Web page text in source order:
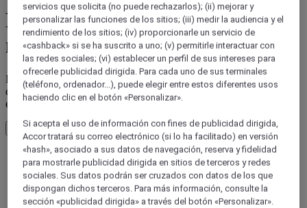
Para todo lo que suceda, tienes
nuestra invitación
No te pierdas nada con artículos que inspiran, diseñados para poner
el foco en los destinos imperdibles, las aventuras locales y en los
eventos interesantes del hotel.
Explorar
Mundo ibis
Evento social en ibis
Creatividad en ibis Styles
Vive la aventura en ibis budget
Estadia tranquila
servicios que solicita (no puede rechazarlos); (ii) mejorar y
personalizar las funciones de los sitios; (iii) medir la audiencia y el
rendimiento de los sitios; (iv) proporcionarle un servicio de
«cashback» si se ha suscrito a uno; (v) permitirle interactuar con
las redes sociales; (vi) establecer un perfil de sus intereses para
ofrecerle publicidad dirigida. Para cada uno de sus terminales
(teléfono, ordenador...), puede elegir entre estos diferentes usos
haciendo clic en el botón «Personalizar».
Si acepta el uso de información con fines de publicidad dirigida,
Accor tratará su correo electrónico (si lo ha facilitado) en versión
«hash», asociado a sus datos de navegación, reserva y fidelidad
para mostrarle publicidad dirigida en sitios de terceros y redes
sociales. Sus datos podrán ser cruzados con datos de los que
dispongan dichos terceros. Para más información, consulte la
sección «publicidad dirigida» a través del botón «Personalizar».